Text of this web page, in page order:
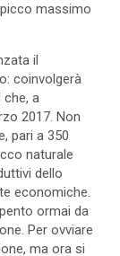
massimo
il
coinvolgerà
che, a
2017. Non
pari a 350
naturale
dello
economiche.
ormai da
Per ovviare
ma ora si